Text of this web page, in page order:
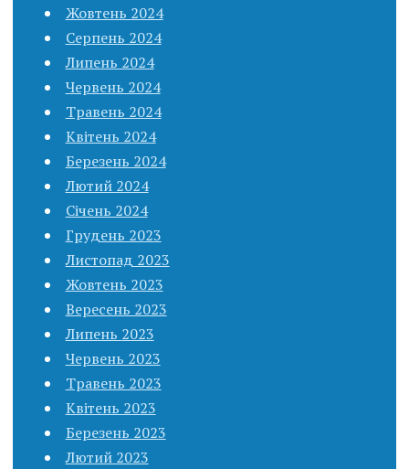
Жовтень 2024
Серпень 2024
Липень 2024
Червень 2024
Травень 2024
Квітень 2024
Березень 2024
Лютий 2024
Січень 2024
Грудень 2023
Листопад 2023
Жовтень 2023
Вересень 2023
Липень 2023
Червень 2023
Травень 2023
Квітень 2023
Березень 2023
Лютий 2023